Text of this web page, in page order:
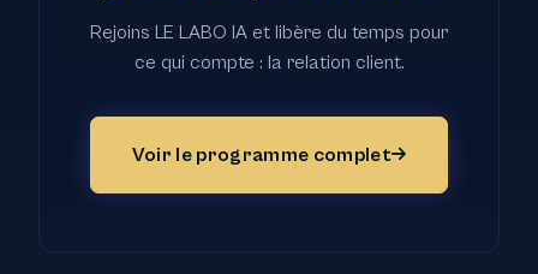
Rejoins LE LABO IA et libère du temps pour
ce qui compte : la relation client.
Voir le programme complet